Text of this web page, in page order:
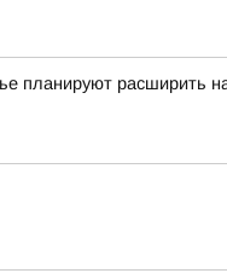
планируют расширить на